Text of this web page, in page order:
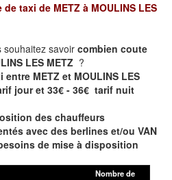
de taxi de METZ à MOULINS LES
souhaitez savoir combien coute
LES METZ ?
METZ et MOULINS LES
jour et 33€ - 36€ tarif nuit
des chauffeurs
avec des berlines et/ou VAN
de mise à disposition
Nombre de